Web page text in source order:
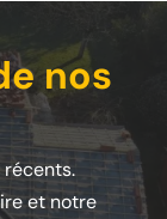
nos
et notre